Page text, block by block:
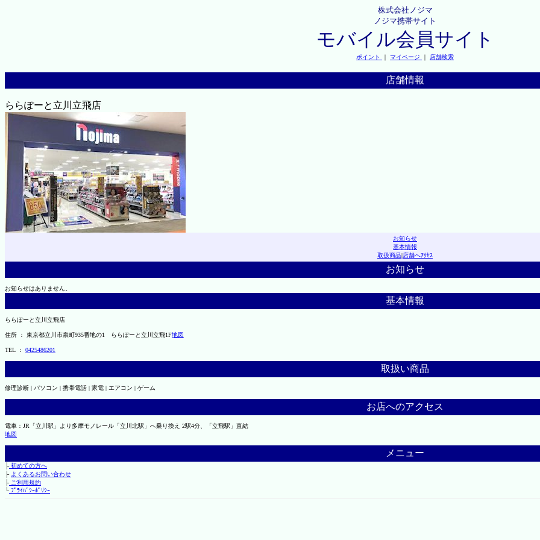
株式会社ノジマ
ノジマ携帯サイト
モバイル会員サイト
ポイント ｜ マイページ ｜ 店舗検索
店舗情報
ららぽーと立川立飛店
お知らせ
基本情報
取扱商品|店舗へｱｸｾｽ
お知らせ
お知らせはありません。
基本情報
ららぽーと立川立飛店
住所 ： 東京都立川市泉町935番地の1 ららぽーと立川立飛1F地図
TEL ： 0425486201
取扱い商品
修理診断 | パソコン | 携帯電話 | 家電 | エアコン | ゲーム
お店へのアクセス
電車：JR「立川駅」より多摩モノレール「立川北駅」へ乗り換え 2駅4分、「立飛駅」直結
地図
メニュー
├初めての方へ
├ よくあるお問い合わせ
├ご利用規約
└ﾌﾟﾗｲﾊﾞｼｰﾎﾟﾘｼｰ